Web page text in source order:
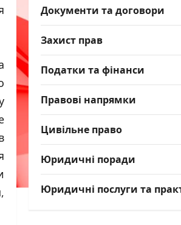
Документи та договори
Захист прав
Податки та фінанси
Правові напрямки
Цивільне право
Юридичні поради
Юридичні послуги та